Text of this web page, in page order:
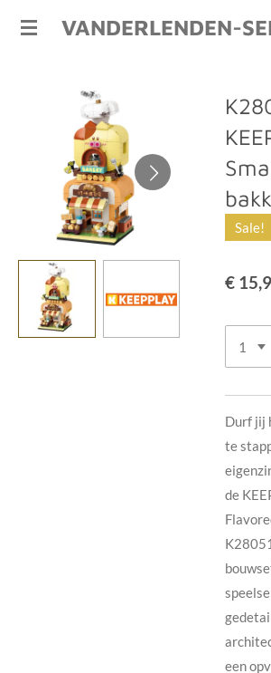
Ga
hoofdinhoud
VANDERLENDEN-
Sale!
€
Durf jij
te
de
een